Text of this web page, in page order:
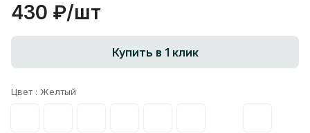
430 ₽/шт
Купить в 1 клик
Цвет : Желтый